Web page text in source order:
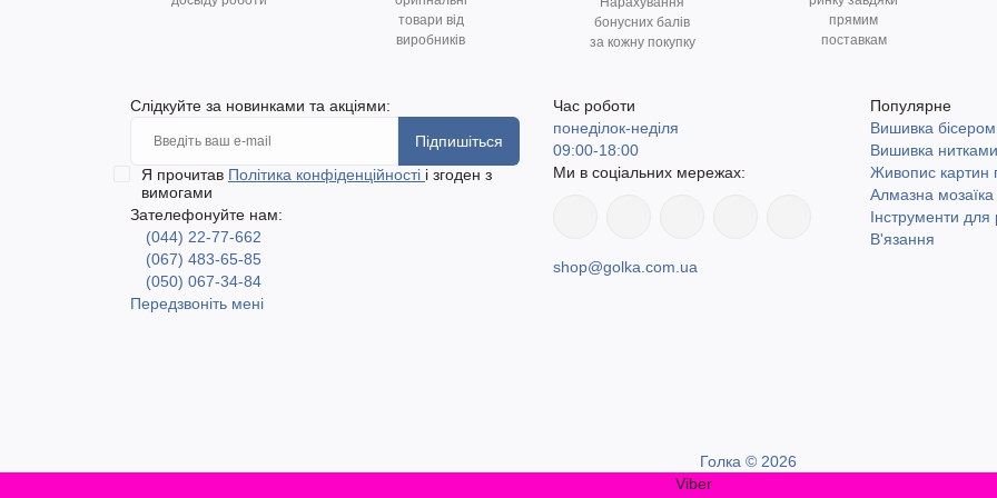
товари від
виробників
бонусних балів
за кожну покупку
прямим
поставкам
Слідкуйте за новинками та акціями:
Підпишіться
Я прочитав Політика конфіденційності і згоден з
вимогами
Зателефонуйте нам:
(044) 22-77-662
(067) 483-65-85
(050) 067-34-84
Передзвоніть мені
Час роботи
понеділок-неділя
09:00-18:00
Ми в соціальних мережах:
shop@golka.com.ua
Популярне
Вишивка бісером
Вишивка нитками
Живопис картин
Алмазна мозаїка
Інструменти для
В'язання
Голка © 2026
Viber